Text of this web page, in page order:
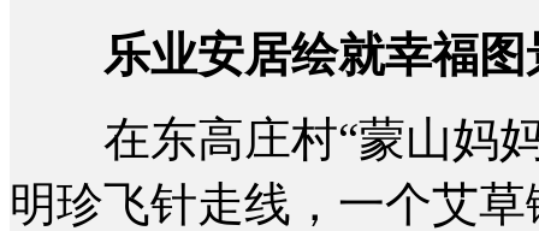
乐业安居绘就幸福图
在东高庄村“蒙山妈妈
明珍飞针走线，一个艾